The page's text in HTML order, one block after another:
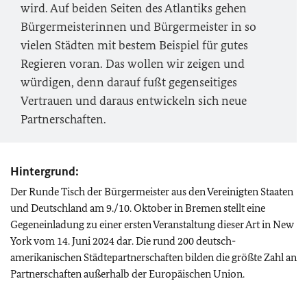
wird. Auf beiden Seiten des Atlantiks gehen
Bürgermeisterinnen und Bürgermeister in so
vielen Städten mit bestem Beispiel für gutes
Regieren voran. Das wollen wir zeigen und
würdigen, denn darauf fußt gegenseitiges
Vertrauen und daraus entwickeln sich neue
Partnerschaften.
Hintergrund:
Der Runde Tisch der Bürgermeister aus den Vereinigten Staaten
und Deutschland am 9./10. Oktober in Bremen stellt eine
Gegeneinladung zu einer ersten Veranstaltung dieser Art in New
York vom 14. Juni 2024 dar. Die rund 200 deutsch-
amerikanischen Städtepartnerschaften bilden die größte Zahl an
Partnerschaften außerhalb der Europäischen Union.